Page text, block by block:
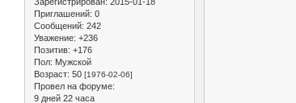
Приглашений: 0
Сообщений: 242
Уважение: +236
Позитив: +176
Пол: Мужской
Возраст: 50 [1976-02-06]
Провел на форуме:
9 дней 22 часа